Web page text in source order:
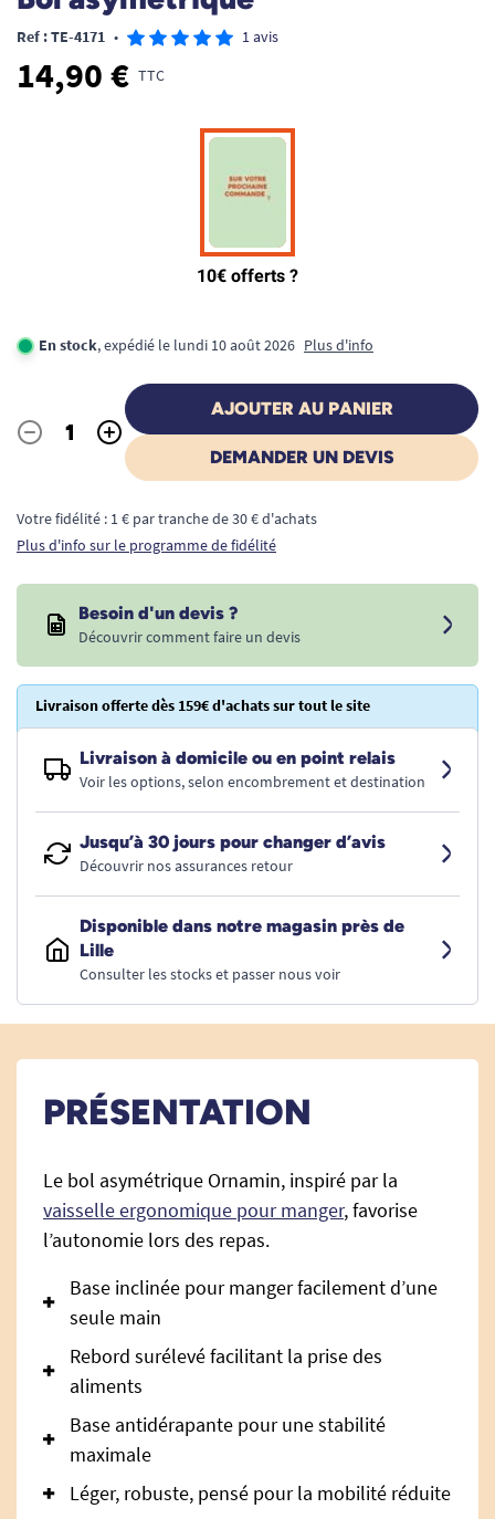
Ref : TE-4171 • 1 avis
14,90 € TTC
En stock, expédié le lundi 10 août 2026 Plus d'info
Quantité
- +
AJOUTER AU PANIER
DEMANDER UN DEVIS
Votre fidélité : 1 € par tranche de 30 € d'achats
Plus d'info sur le programme de fidélité
Besoin d'un devis ?
Découvrir comment faire un devis
Livraison offerte dès 159€ d'achats sur tout le site
Livraison à domicile ou en point relais
Voir les options, selon encombrement et destination
Jusqu’à 30 jours pour changer d’avis
Découvrir nos assurances retour
Disponible dans notre magasin près de
Lille
Consulter les stocks et passer nous voir
PRÉSENTATION
Le bol asymétrique Ornamin, inspiré par la
vaisselle ergonomique pour manger, favorise
l’autonomie lors des repas.
Base inclinée pour manger facilement d’une
seule main
Rebord surélevé facilitant la prise des
aliments
Base antidérapante pour une stabilité
maximale
Léger, robuste, pensé pour la mobilité réduite